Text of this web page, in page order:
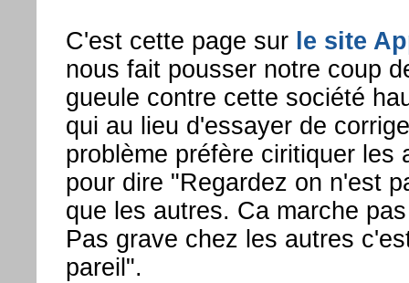
C'est cette page sur le site
nous fait pousser notre coup
gueule contre cette société
qui au lieu d'essayer de
problème préfère ciritiquer les
pour dire "Regardez on n'est
que les autres. Ca marche
Pas grave chez les autres
pareil".